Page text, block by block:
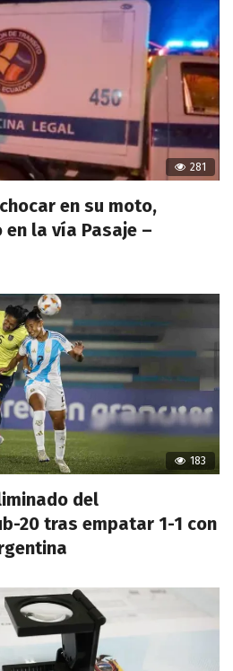
281
en su moto,
la vía Pasaje –
183
del
20 tras empatar 1-1 con